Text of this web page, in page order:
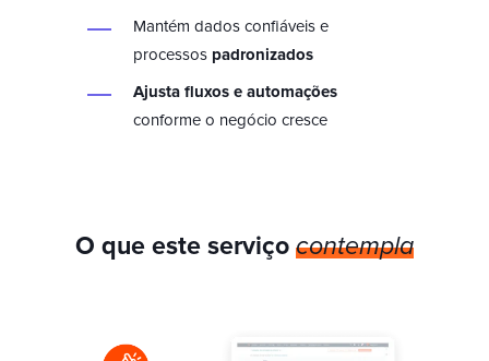
Mantém dados confiáveis e
processos padronizados
Ajusta fluxos e automações
conforme o negócio cresce
O que este serviço contempla